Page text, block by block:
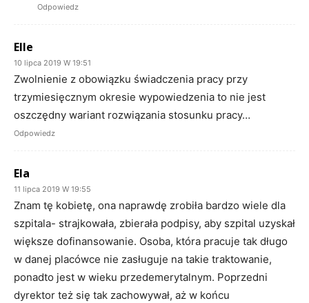
Odpowiedz
Elle
10 lipca 2019 W 19:51
Zwolnienie z obowiązku świadczenia pracy przy
trzymiesięcznym okresie wypowiedzenia to nie jest
oszczędny wariant rozwiązania stosunku pracy…
Odpowiedz
Ela
11 lipca 2019 W 19:55
Znam tę kobietę, ona naprawdę zrobiła bardzo wiele dla
szpitala- strajkowała, zbierała podpisy, aby szpital uzyskał
większe dofinansowanie. Osoba, która pracuje tak długo
w danej placówce nie zasługuje na takie traktowanie,
ponadto jest w wieku przedemerytalnym. Poprzedni
dyrektor też się tak zachowywał, aż w końcu